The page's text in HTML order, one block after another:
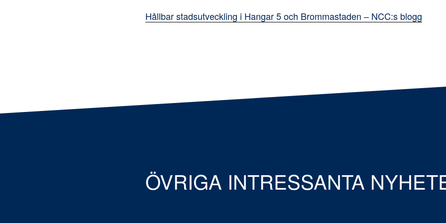
Hållbar stadsutveckling i Hangar 5 och Brommastaden – NCC:s blogg
ÖVRIGA INTRESSANTA